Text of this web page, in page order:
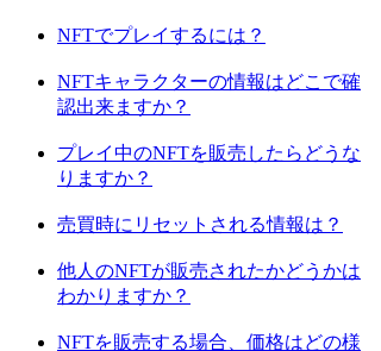
NFTでプレイするには？
NFTキャラクターの情報はどこで確
認出来ますか？
プレイ中のNFTを販売したらどうな
りますか？
売買時にリセットされる情報は？
他人のNFTが販売されたかどうかは
わかりますか？
NFTを販売する場合、価格はどの様